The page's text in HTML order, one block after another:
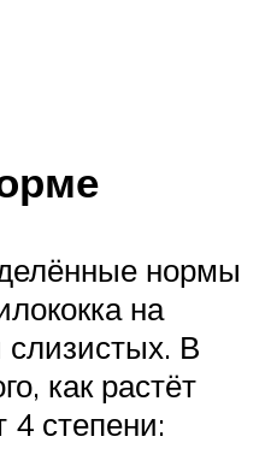
нормы
на
слизистых. В
как растёт
степени: